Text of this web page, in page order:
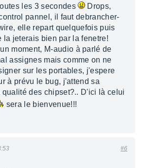
les 3 secondes
Drops,
pannel, il faut debrancher-
elle repart quelquefois puis
la jeterais bien par la fenetre!
moment, M-audio à parlé de
assignes mais comme on ne
sur les portables, j'espere
à prévu le bug, j'attend sa
des chipset?.. D'ici là celui
sera le bienvenue!!!
#6